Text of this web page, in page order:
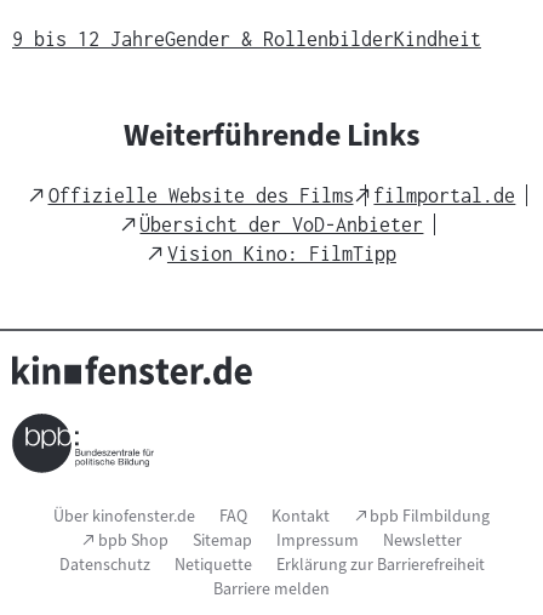
i
m
a
:
9 bis 12 JahreGender & RollenbilderKindheit
Weiterführende Links
External
Offizielle Website des Films
External
Link
filmportal.de
External
Link
Übersicht der VoD-Anbieter
External
Vision Kino: FilmTipp
Seitenfußnavigation
Über kinofenster.de FAQ Kontakt (Link
öffnet
im
neuen
bpb Filmbildung
(Link
öffnet
im
bpb Shop Sitemap Impressum
Newsletter
Datenschutz
Netiquette
Erklärung zur Barrierefreiheit
Barriere melden